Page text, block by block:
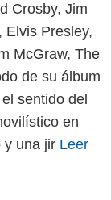
Crosby, Jim
Elvis Presley,
McGraw, The
de su álbum
sentido del
en
y una jir Leer